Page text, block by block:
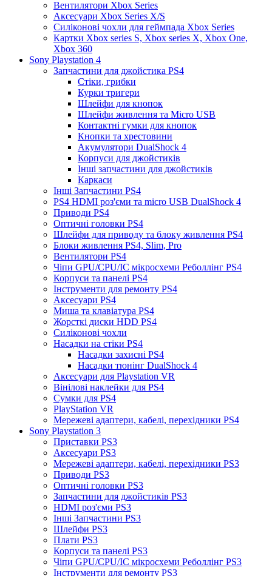
Вентилятори Xbox Series
Аксесуари Xbox Series X/S
Силіконові чохли для геймпада Xbox Series
Картки Xbox series S, Xbox series X, Xbox One,
Xbox 360
Sony Playstation 4
Запчастини для джойстика PS4
Стіки, грибки
Курки тригери
Шлейфи для кнопок
Шлейфи живлення та Micro USB
Контактні гумки для кнопок
Кнопки та хрестовини
Акумулятори DualShock 4
Корпуси для джойстиків
Інші запчастини для джойстиків
Каркаси
Інші Запчастини PS4
PS4 HDMI роз'єми та micro USB DualShock 4
Приводи PS4
Оптичні головки PS4
Шлейфи для приводу та блоку живлення PS4
Блоки живлення PS4, Slim, Pro
Вентилятори PS4
Чіпи GPU/CPU/IC мікросхеми Реболлінг PS4
Корпуси та панелі PS4
Інструменти для ремонту PS4
Аксесуари PS4
Миша та клавіатура PS4
Жорсткі диски HDD PS4
Силіконові чохли
Насадки на стіки PS4
Насадки захисні PS4
Насадки тюнінг DualShock 4
Аксесуари для Playstation VR
Вінілові наклейки для PS4
Сумки для PS4
PlayStation VR
Мережеві адаптери, кабелі, перехідники PS4
Sony Playstation 3
Приставки PS3
Аксесуари PS3
Мережеві адаптери, кабелі, перехідники PS3
Приводи PS3
Оптичні головки PS3
Запчастини для джойстиків PS3
HDMI роз'єми PS3
Інші Запчастини PS3
Шлейфи PS3
Плати PS3
Корпуси та панелі PS3
Чіпи GPU/CPU/IC мікросхеми Реболлінг PS3
Інструменти для ремонту PS3